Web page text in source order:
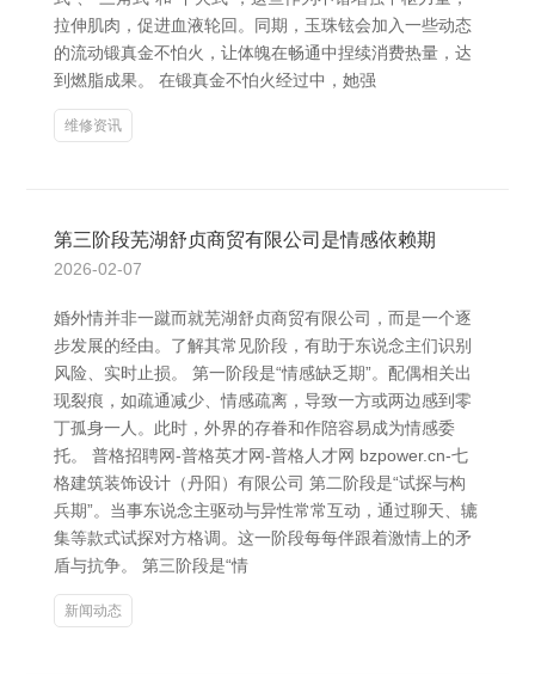
拉伸肌肉，促进血液轮回。同期，玉珠铉会加入一些动态
的流动锻真金不怕火，让体魄在畅通中捏续消费热量，达
到燃脂成果。 在锻真金不怕火经过中，她强
维修资讯
第三阶段芜湖舒贞商贸有限公司是情感依赖期
2026-02-07
婚外情并非一蹴而就芜湖舒贞商贸有限公司，而是一个逐
步发展的经由。了解其常见阶段，有助于东说念主们识别
风险、实时止损。 第一阶段是“情感缺乏期”。配偶相关出
现裂痕，如疏通减少、情感疏离，导致一方或两边感到零
丁孤身一人。此时，外界的存眷和作陪容易成为情感委
托。 普格招聘网-普格英才网-普格人才网 bzpower.cn-七
格建筑装饰设计（丹阳）有限公司 第二阶段是“试探与构
兵期”。当事东说念主驱动与异性常常互动，通过聊天、辘
集等款式试探对方格调。这一阶段每每伴跟着激情上的矛
盾与抗争。 第三阶段是“情
新闻动态